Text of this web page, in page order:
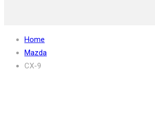
Home
Mazda
CX-9